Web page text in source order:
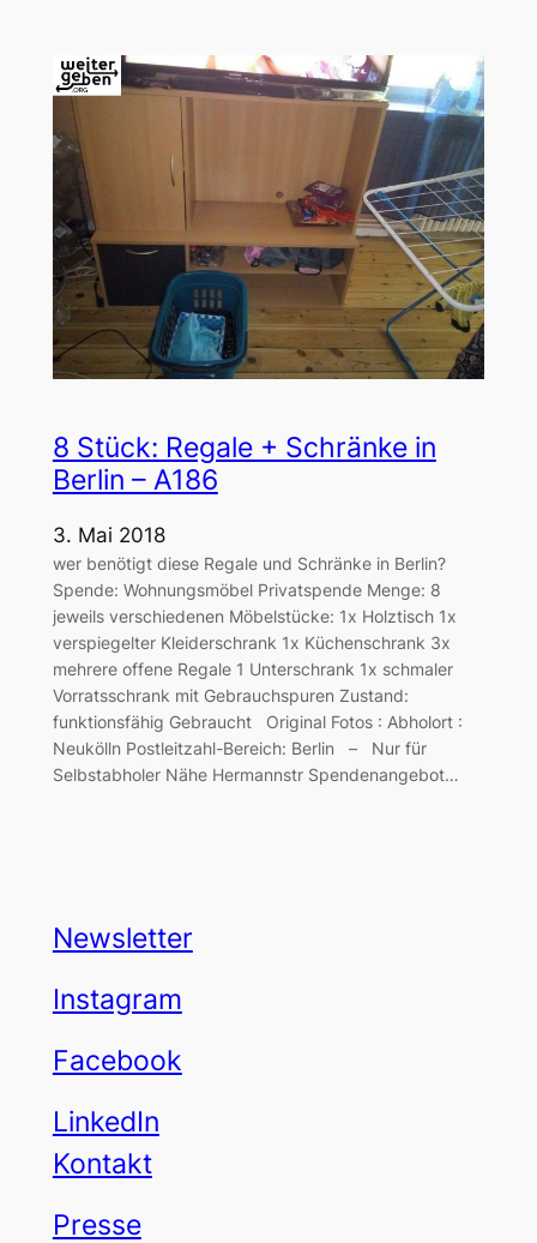
8 Stück: Regale + Schränke in
Berlin – A186
3. Mai 2018
wer benötigt diese Regale und Schränke in Berlin?
Spende: Wohnungsmöbel Privatspende Menge: 8
jeweils verschiedenen Möbelstücke: 1x Holztisch 1x
verspiegelter Kleiderschrank 1x Küchenschrank 3x
mehrere offene Regale 1 Unterschrank 1x schmaler
Vorratsschrank mit Gebrauchspuren Zustand:
funktionsfähig Gebraucht Original Fotos : Abholort :
Neukölln Postleitzahl-Bereich: Berlin – Nur für
Selbstabholer Nähe Hermannstr Spendenangebot…
Newsletter
Instagram
Facebook
LinkedIn
Kontakt
Presse